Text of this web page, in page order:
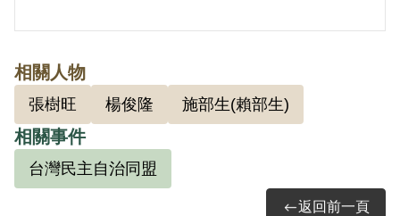
治同盟等情。1950年4月20日被羈押。
1950年經臺灣省保安司令部以《懲治叛亂
條例》第5條「參加叛亂之組織」判處有
期徒刑12年。第二案：依(44)審復字第24
號判決書，案發時為受刑人，宋盛淼與吳
聲達、張樹旺、楊俊隆成立核心組織，並
負聯絡責任，又曾受吳君密交羅馬文匪歌
相關人物
張樹旺 楊俊隆 施部生(賴部生)
相關事件
台灣民主自治同盟
返回前一頁